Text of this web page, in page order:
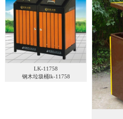
LK-11758
钢木垃圾桶lk-11758